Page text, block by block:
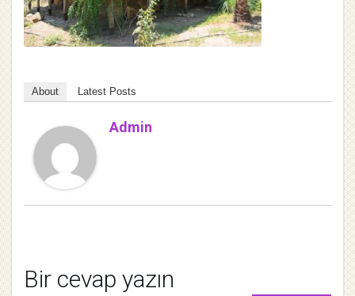
About Latest Posts
Admin
Bir cevap yazın